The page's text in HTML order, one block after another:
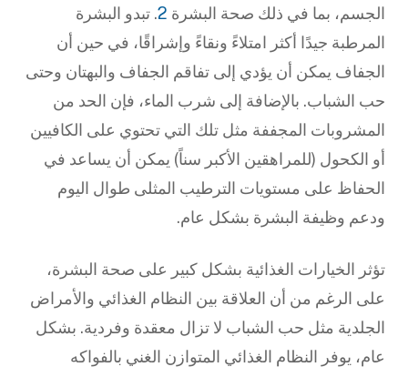
الجسم، بما في ذلك صحة البشرة 2. تبدو البشرة
المرطبة جيدًا أكثر امتلاءً ونقاءً وإشراقًا، في حين أن
الجفاف يمكن أن يؤدي إلى تفاقم الجفاف والبهتان وحتى
حب الشباب. بالإضافة إلى شرب الماء، فإن الحد من
المشروبات المجففة مثل تلك التي تحتوي على الكافيين
أو الكحول (للمراهقين الأكبر سناً) يمكن أن يساعد في
الحفاظ على مستويات الترطيب المثلى طوال اليوم
ودعم وظيفة البشرة بشكل عام.
تؤثر الخيارات الغذائية بشكل كبير على صحة البشرة،
على الرغم من أن العلاقة بين النظام الغذائي والأمراض
الجلدية مثل حب الشباب لا تزال معقدة وفردية. بشكل
عام، يوفر النظام الغذائي المتوازن الغني بالفواكه